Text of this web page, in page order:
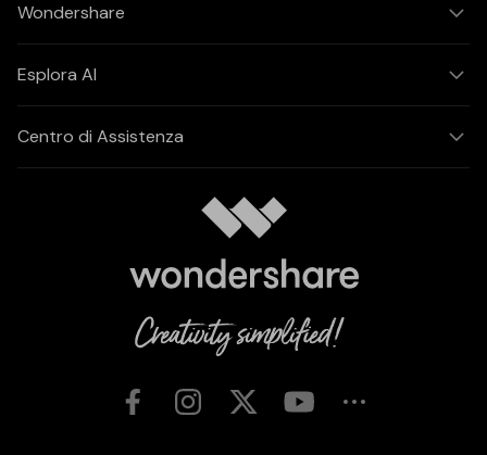
Wondershare
Esplora AI
Centro di Assistenza